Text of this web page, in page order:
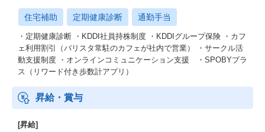
住宅補助 定期健康診断 通勤手当
・定期健康診断 ・KDDI社員持株制度 ・KDDIグループ保険 ・カフ
ェ利用割引（バリスタ常駐のカフェが社内で営業） ・サークル活
動支援制度 ・オンラインコミュニケーション支援 ・SPOBYプラ
ス（リワード付き歩数計アプリ）
昇給・賞与
[昇給]